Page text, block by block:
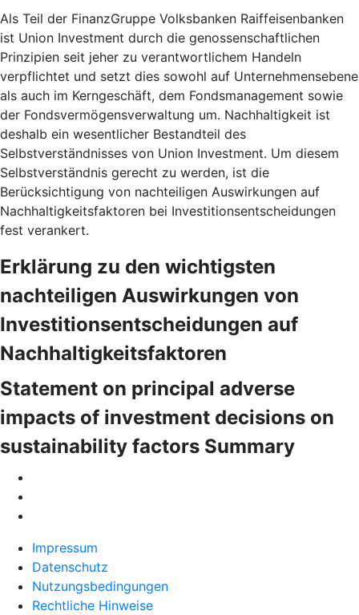
Als Teil der FinanzGruppe Volksbanken Raiffeisenbanken
ist Union Investment durch die genossenschaftlichen
Prinzipien seit jeher zu verantwortlichem Handeln
verpflichtet und setzt dies sowohl auf Unternehmensebene
als auch im Kerngeschäft, dem Fondsmanagement sowie
der Fondsvermögensverwaltung um. Nachhaltigkeit ist
deshalb ein wesentlicher Bestandteil des
Selbstverständnisses von Union Investment. Um diesem
Selbstverständnis gerecht zu werden, ist die
Berücksichtigung von nachteiligen Auswirkungen auf
Nachhaltigkeitsfaktoren bei Investitionsentscheidungen
fest verankert.
Erklärung zu den wichtigsten
nachteiligen Auswirkungen von
Investitionsentscheidungen auf
Nachhaltigkeitsfaktoren
Statement on principal adverse
impacts of investment decisions on
sustainability factors Summary
Impressum
Datenschutz
Nutzungsbedingungen
Rechtliche Hinweise